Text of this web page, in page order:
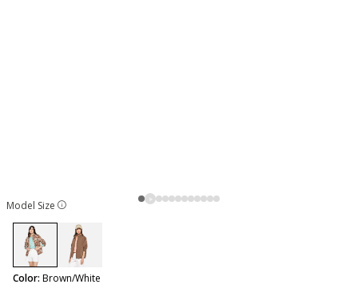
Model Size
Color: Brown/White
selected